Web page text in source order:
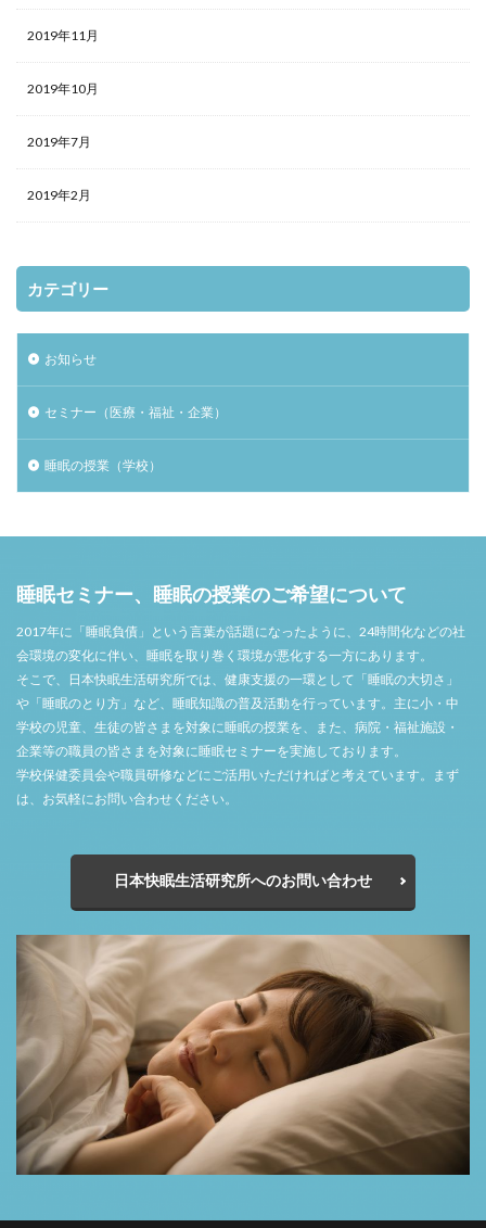
2019年11月
2019年10月
2019年7月
2019年2月
カテゴリー
お知らせ
セミナー（医療・福祉・企業）
睡眠の授業（学校）
睡眠セミナー、睡眠の授業のご希望について
2017年に「睡眠負債」という言葉が話題になったように、24時間化などの社
会環境の変化に伴い、睡眠を取り巻く環境が悪化する一方にあります。
そこで、日本快眠生活研究所では、健康支援の一環として「睡眠の大切さ」
や「睡眠のとり方」など、睡眠知識の普及活動を行っています。主に小・中
学校の児童、生徒の皆さまを対象に睡眠の授業を、また、病院・福祉施設・
企業等の職員の皆さまを対象に睡眠セミナーを実施しております。
学校保健委員会や職員研修などにご活用いただければと考えています。まず
は、お気軽にお問い合わせください。
日本快眠生活研究所へのお問い合わせ